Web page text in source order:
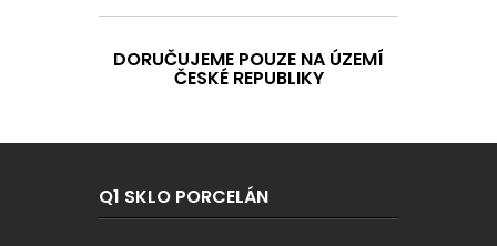
DORUČUJEME POUZE NA ÚZEMÍ
ČESKÉ REPUBLIKY
Q1 SKLO PORCELÁN